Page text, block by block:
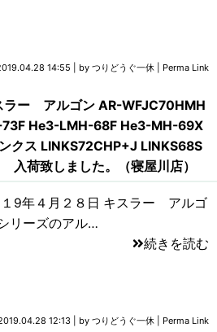
14:55 by つりどうぐ一休 Perma Link
ラー アルゴン AR-WFJC70HMH
He3-LMH-68F He3-MH-69X
クス LINKS72CHP+J LINKS68S
荷致しました。（寝屋川店）
４月２８日 キスラー アルゴ
リーズのアル…
続きを読む
12:13 by つりどうぐ一休 Perma Link